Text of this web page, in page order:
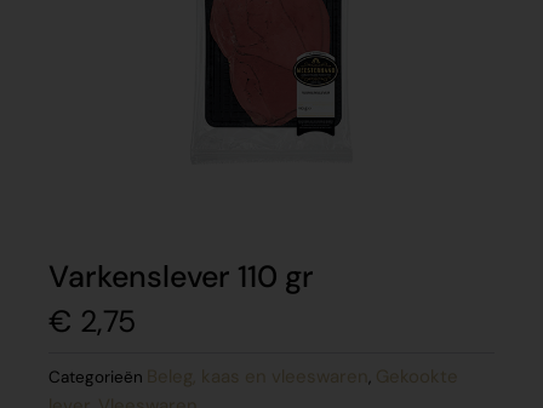
Varkenslever 110 gr
€ 2,75
Categorieën Beleg, kaas en vleeswaren , Gekookte